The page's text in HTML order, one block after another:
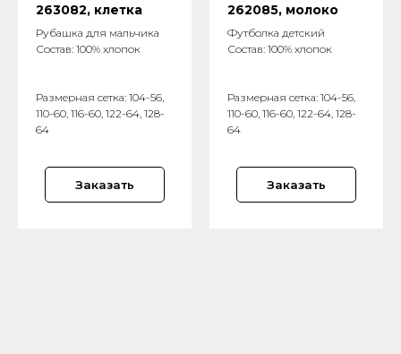
263082, клетка
Рубашка для мальчика
Состав: 100% хлопок
Размерная сетка: 104-56,
110-60, 116-60, 122-64, 128-
64
Заказать
262085, молоко
Футболка детский
Состав: 100% хлопок
Размерная сетка: 104-56,
110-60, 116-60, 122-64, 128-
64
Заказать